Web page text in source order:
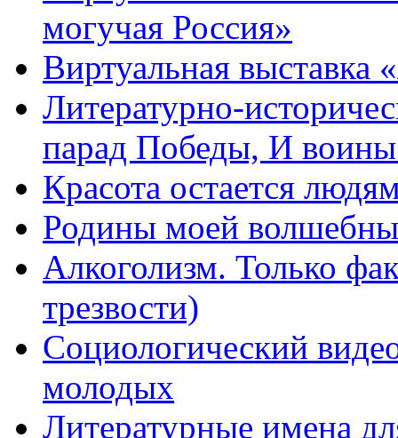
могучая Россия»
Виртуальная
Литературно-
парад Победы, И
Красота остается
Родины моей
Алкоголизм. Только
трезвости)
Социологический
молодых
Литературные имена